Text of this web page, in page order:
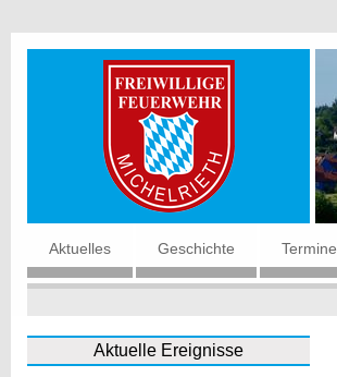
Navigation
überspringen
Aktuelles Geschichte Termine
Aktuelle Ereignisse